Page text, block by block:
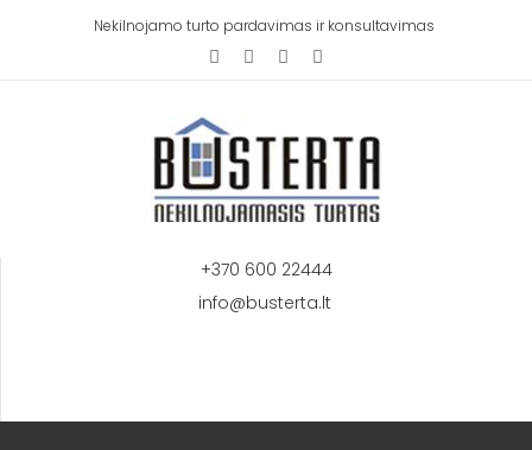
Nekilnojamo turto pardavimas ir konsultavimas
+370 600 22444
info@busterta.lt